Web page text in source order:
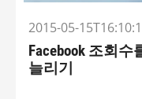
2015-05-
Facebook 조회
늘리기